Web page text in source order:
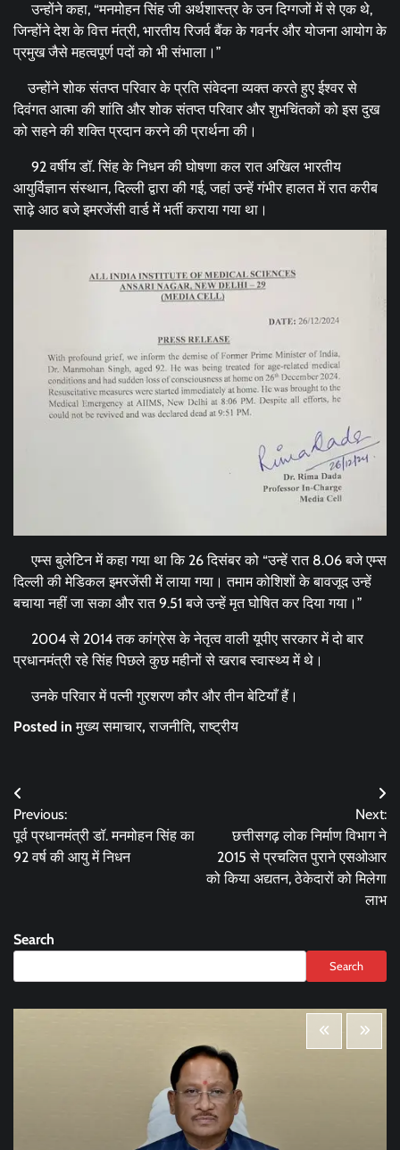
उन्होंने कहा, “मनमोहन सिंह जी अर्थशास्त्र के उन दिग्गजों में से एक थे,
जिन्होंने देश के वित्त मंत्री, भारतीय रिजर्व बैंक के गवर्नर और योजना आयोग के
प्रमुख जैसे महत्वपूर्ण पदों को भी संभाला।”
उन्होंने शोक संतप्त परिवार के प्रति संवेदना व्यक्त करते हुए ईश्वर से
दिवंगत आत्मा की शांति और शोक संतप्त परिवार और शुभचिंतकों को इस दुख
को सहने की शक्ति प्रदान करने की प्रार्थना की।
92 वर्षीय डॉ. सिंह के निधन की घोषणा कल रात अखिल भारतीय
आयुर्विज्ञान संस्थान, दिल्ली द्वारा की गई, जहां उन्हें गंभीर हालत में रात करीब
साढ़े आठ बजे इमरजेंसी वार्ड में भर्ती कराया गया था।
एम्स बुलेटिन में कहा गया था कि 26 दिसंबर को “उन्हें रात 8.06 बजे एम्स
दिल्ली की मेडिकल इमरजेंसी में लाया गया। तमाम कोशिशों के बावजूद उन्हें
बचाया नहीं जा सका और रात 9.51 बजे उन्हें मृत घोषित कर दिया गया।”
2004 से 2014 तक कांग्रेस के नेतृत्व वाली यूपीए सरकार में दो बार
प्रधानमंत्री रहे सिंह पिछले कुछ महीनों से खराब स्वास्थ्य में थे।
उनके परिवार में पत्नी गुरशरण कौर और तीन बेटियाँ हैं।
Posted inमुख्य समाचार,राजनीति,राष्ट्रीय
Post
navigation
Previous:
पूर्व प्रधानमंत्री डॉ. मनमोहन सिंह का
92 वर्ष की आयु में निधन
Next:
छत्तीसगढ़ लोक निर्माण विभाग ने
2015 से प्रचलित पुराने एसओआर
को किया अद्यतन, ठेकेदारों को मिलेगा
लाभ
Search
Search